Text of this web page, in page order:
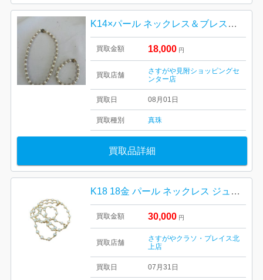
K14×パール ネックレス＆ブレスレット セット
買取金額 18,000 円
買取店舗
さすがや見附ショッピングセ
ンター店
買取日 08月01日
買取種別 真珠
買取品詳細
K18 18金 パール ネックレス ジュエリー アクセサリー
買取金額 30,000 円
買取店舗
さすがやクラソ・プレイス北
上店
買取日 07月31日